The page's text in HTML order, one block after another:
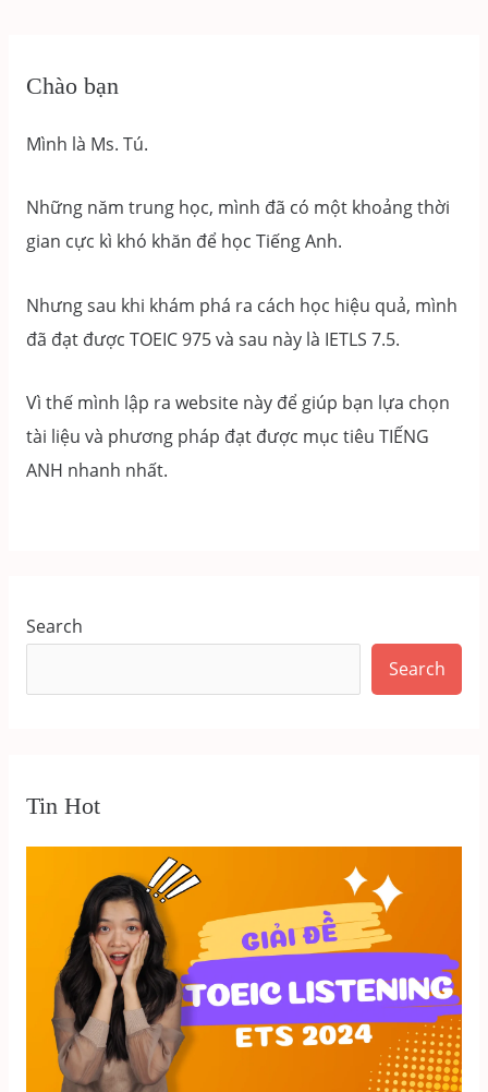
Chào bạn
Mình là Ms. Tú.
Những năm trung học, mình đã có một khoảng thời
gian cực kì khó khăn để học Tiếng Anh.
Nhưng sau khi khám phá ra cách học hiệu quả, mình
đã đạt được TOEIC 975 và sau này là IETLS 7.5.
Vì thế mình lập ra website này để giúp bạn lựa chọn
tài liệu và phương pháp đạt được mục tiêu TIẾNG
ANH nhanh nhất.
Search
Search
Tin Hot